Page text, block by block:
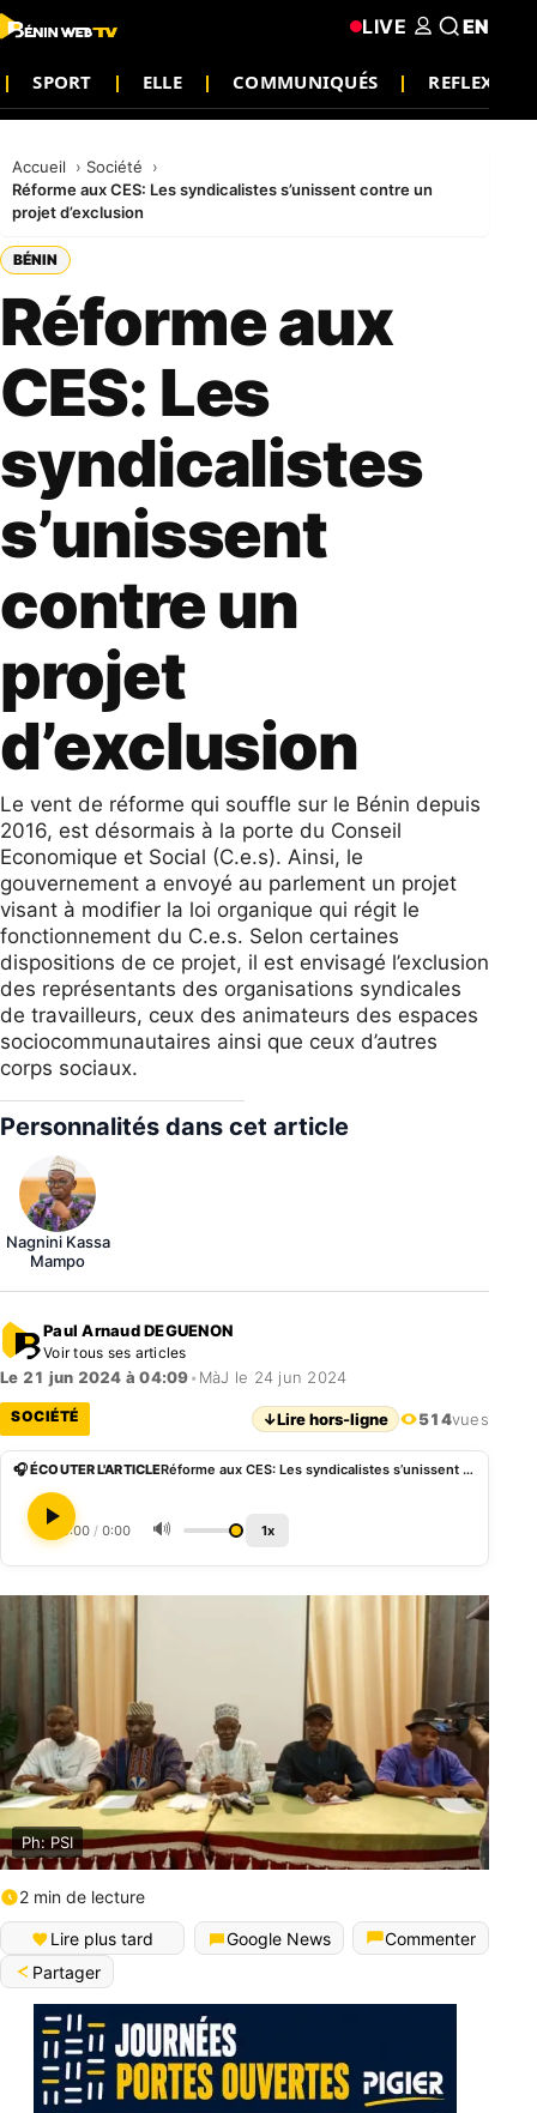
SPORT ELLE COMMUNIQUÉS REFLEXION
LIVE EN
Accueil
Société
Réforme aux CES: Les syndicalistes s’unissent contre un
projet d’exclusion
BÉNIN
Réforme aux
CES: Les
syndicalistes
s’unissent
contre un
projet
d’exclusion
Le vent de réforme qui souffle sur le Bénin depuis
2016, est désormais à la porte du Conseil
Economique et Social (C.e.s). Ainsi, le
gouvernement a envoyé au parlement un projet
visant à modifier la loi organique qui régit le
fonctionnement du C.e.s. Selon certaines
dispositions de ce projet, il est envisagé l’exclusion
des représentants des organisations syndicales
de travailleurs, ceux des animateurs des espaces
sociocommunautaires ainsi que ceux d’autres
corps sociaux.
Personnalités dans cet article
Nagnini Kassa
Mampo
Paul Arnaud DEGUENON
Voir tous ses articles
Le 21 jun 2024 à 04:09• MàJ le 24 jun 2024
SOCIÉTÉ ↓Lire hors-ligne 514vues
🎧 ÉCOUTER L'ARTICLE Réforme aux CES: Les syndicalistes s’unissent contre un projet d’exclusion
0:00 / 0:00 🔊 1x
Ph: PSI
2 min de lecture
Lire plus tard Google News
Commenter
Partager